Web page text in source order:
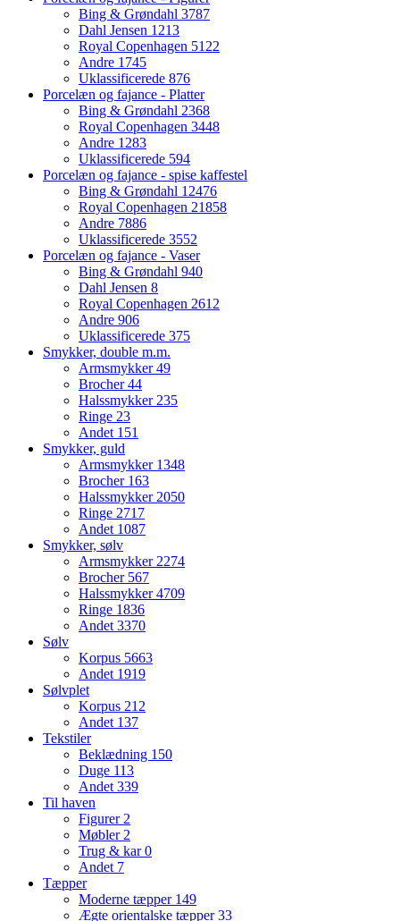
Bing & Grøndahl 3787
Dahl Jensen 1213
Royal Copenhagen 5122
Andre 1745
Uklassificerede 876
Porcelæn og fajance - Platter
Bing & Grøndahl 2368
Royal Copenhagen 3448
Andre 1283
Uklassificerede 594
Porcelæn og fajance - spise kaffestel
Bing & Grøndahl 12476
Royal Copenhagen 21858
Andre 7886
Uklassificerede 3552
Porcelæn og fajance - Vaser
Bing & Grøndahl 940
Dahl Jensen 8
Royal Copenhagen 2612
Andre 906
Uklassificerede 375
Smykker, double m.m.
Armsmykker49
Brocher44
Halssmykker235
Ringe 23
Andet 151
Smykker, guld
Armsmykker 1348
Brocher 163
Halssmykker2050
Ringe 2717
Andet 1087
Smykker, sølv
Armsmykker2274
Brocher 567
Halssmykker4709
Ringe 1836
Andet3370
Sølv
Korpus 5663
Andet 1919
Sølvplet
Korpus 212
Andet 137
Tekstiler
Beklædning 150
Duge 113
Andet339
Til haven
Figurer2
Møbler2
Trug & kar0
Andet 7
Tæpper
Moderne tæpper 149
Ægte orientalske tæpper33